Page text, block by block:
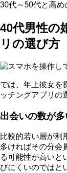
30代～50代と高め
40代男性の
リの選び方
では、年上彼女を
ッチングアプリの
出会いの数が
比較的若い層が利
多ければその分会
る可能性が高いと
びにくいのではと